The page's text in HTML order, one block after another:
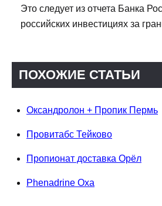
Это следует из отчета Банка
российских инвестициях за
ПОХОЖИЕ СТАТЬИ
Оксандролон + Пропик Пермь
Провитабс Тейково
Пропионат доставка Орёл
Phenadrine Оха